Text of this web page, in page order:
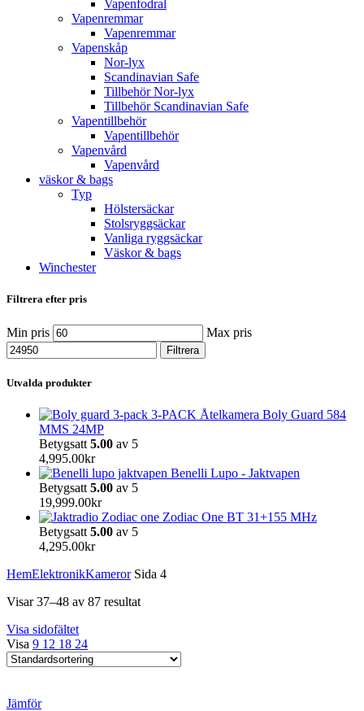
Vapenfodral
Vapenremmar
Vapenremmar
Vapenskåp
Nor-lyx
Scandinavian Safe
Tillbehör Nor-lyx
Tillbehör Scandinavian Safe
Vapentillbehör
Vapentillbehör
Vapenvård
Vapenvård
väskor & bags
Typ
Hölstersäckar
Stolsryggsäckar
Vanliga ryggsäckar
Väskor & bags
Winchester
Filtrera efter pris
Min pris Max pris
Filtrera
Utvalda produkter
3-PACK Åtelkamera Boly Guard 584
MMS 24MP
Betygsatt 5.00 av 5
4,995.00kr
Benelli Lupo - Jaktvapen
Betygsatt 5.00 av 5
19,999.00kr
Zodiac One BT 31+155 MHz
Betygsatt 5.00 av 5
4,295.00kr
HemElektronikKamerorSida 4
Visar 37–48 av 87 resultat
Visa sidofältet
Visa 9 12 18 24
Jämför